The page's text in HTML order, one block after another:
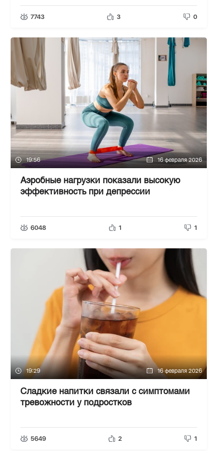
7743 3 0
19:56 16 февраля 2026
Аэробные нагрузки показали высокую
эффективность при депрессии
6048 1 1
19:29 16 февраля 2026
Сладкие напитки связали с симптомами
тревожности у подростков
5649 2 1